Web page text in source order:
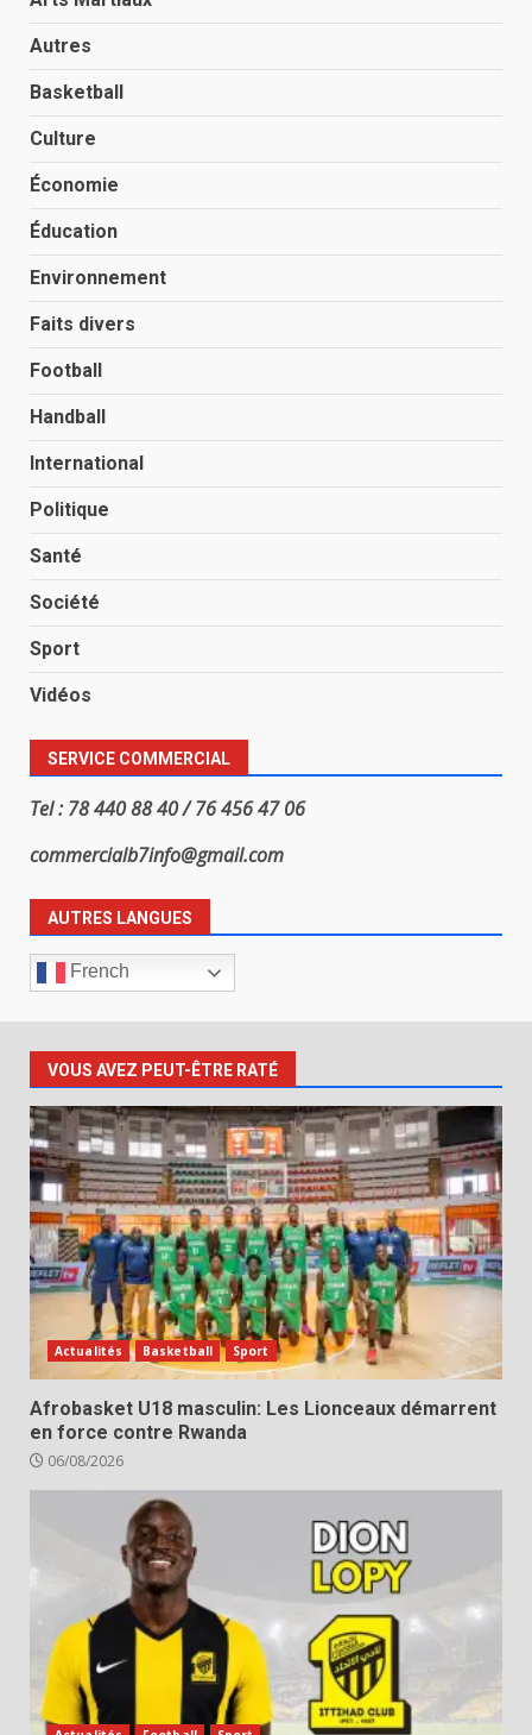
Autres
Basketball
Culture
Économie
Éducation
Environnement
Faits divers
Football
Handball
International
Politique
Santé
Société
Sport
Vidéos
SERVICE COMMERCIAL
Tel : 78 440 88 40 / 76 456 47 06
commercialb7info@gmail.com
AUTRES LANGUES
French
VOUS AVEZ PEUT-ÊTRE RATÉ
Actualités Basketball Sport
Afrobasket U18 masculin: Les Lionceaux démarrent
en force contre Rwanda
06/08/2026